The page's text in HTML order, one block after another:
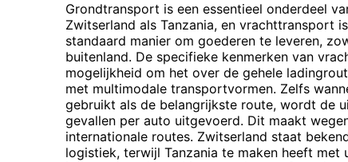
Grondtransport is een essentieel onderdeel
Zwitserland als Tanzania, en vrachttransport
standaard manier om goederen te leveren,
buitenland. De specifieke kenmerken van
mogelijkheid om het over de gehele
met multimodale transportvormen. Zelfs
gebruikt als de belangrijkste route, wordt de
gevallen per auto uitgevoerd. Dit maakt
internationale routes. Zwitserland staat
logistiek, terwijl Tanzania te maken heeft met